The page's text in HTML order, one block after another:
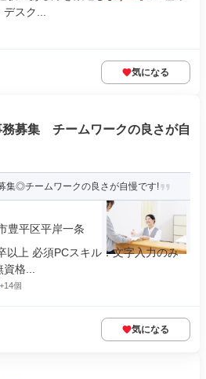
スク...
気になる
募集 チームワークの良さが自
集◎チームワークの良さが自慢です!
豊平区平岸一条
以上 必須PCスキル：文字入力のみ
格...
+14個
気になる